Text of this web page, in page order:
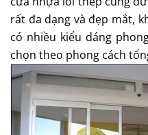
rất đa dạng và đẹp mắt,
có nhiều kiểu dáng
chọn theo phong cách